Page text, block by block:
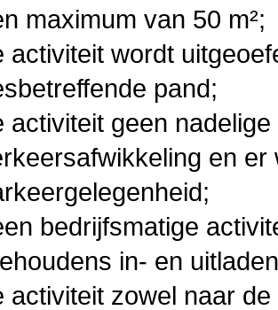
maximum van 50 m²;
activiteit wordt
pand;
activiteit geen
en
bedrijfsmatige
in- en
activiteit zowel naar